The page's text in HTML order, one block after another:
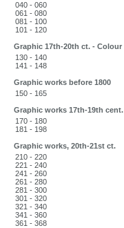
040 - 060
061 - 080
081 - 100
101 - 120
Graphic 17th-20th ct. - Colour
130 - 140
141 - 148
Graphic works before 1800
150 - 165
Graphic works 17th-19th cent.
170 - 180
181 - 198
Graphic works, 20th-21st ct.
210 - 220
221 - 240
241 - 260
261 - 280
281 - 300
301 - 320
321 - 340
341 - 360
361 - 368